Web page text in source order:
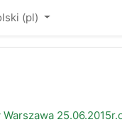
‎(pl)‎